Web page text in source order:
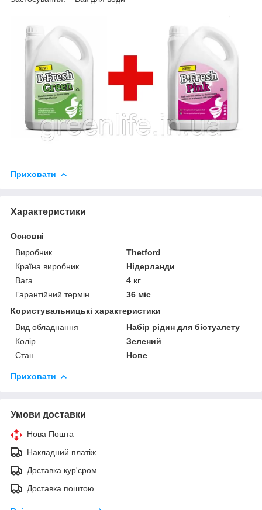
Приховати
Характеристики
Основні
Виробник
Thetford
Країна виробник
Нідерланди
Вага
4 кг
Гарантійний термін
36 міс
Користувальницькі характеристики
Вид обладнання
Набір рідин для біотуалету
Колір
Зелений
Стан
Нове
Приховати
Умови доставки
Нова Пошта
Накладний платіж
Доставка кур'єром
Доставка поштою